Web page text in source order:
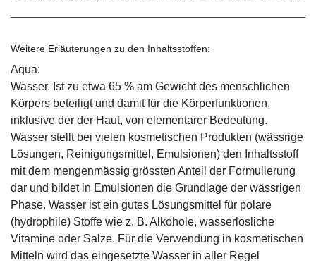
Weitere Erläuterungen zu den Inhaltsstoffen:
Aqua:
Wasser. Ist zu etwa 65 % am Gewicht des menschlichen
Körpers beteiligt und damit für die Körperfunktionen,
inklusive der der Haut, von elementarer Bedeutung.
Wasser stellt bei vielen kosmetischen Produkten (wässrige
Lösungen, Reinigungsmittel, Emulsionen) den Inhaltsstoff
mit dem mengenmässig grössten Anteil der Formulierung
dar und bildet in Emulsionen die Grundlage der wässrigen
Phase. Wasser ist ein gutes Lösungsmittel für polare
(hydrophile) Stoffe wie z. B. Alkohole, wasserlösliche
Vitamine oder Salze. Für die Verwendung in kosmetischen
Mitteln wird das eingesetzte Wasser in aller Regel